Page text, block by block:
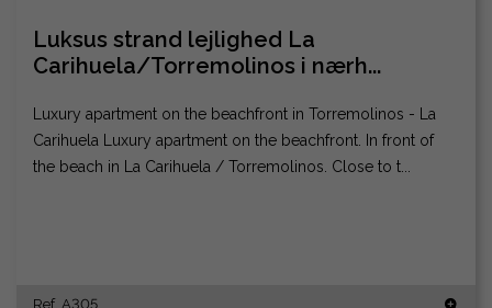
Luksus strand lejlighed La
Carihuela/Torremolinos i nærh...
Luxury apartment on the beachfront in Torremolinos - La
Carihuela Luxury apartment on the beachfront. In front of
the beach in La Carihuela / Torremolinos. Close to t...
Ref. A305